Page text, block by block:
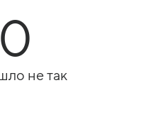
не так